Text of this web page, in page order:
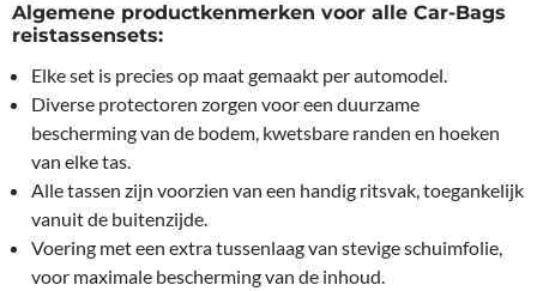
Algemene productkenmerken voor alle Car-Bags
reistassensets:
Elke set is precies op maat gemaakt per automodel.
Diverse protectoren zorgen voor een duurzame
bescherming van de bodem, kwetsbare randen en hoeken
van elke tas.
Alle tassen zijn voorzien van een handig ritsvak, toegankelijk
vanuit de buitenzijde.
Voering met een extra tussenlaag van stevige schuimfolie,
voor maximale bescherming van de inhoud.